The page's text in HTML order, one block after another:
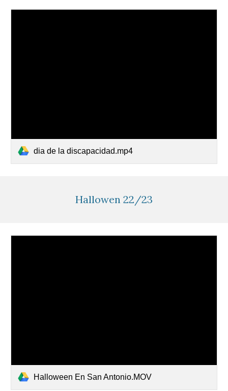
dia de la discapacidad.mp4
Hallowen 22/23
Halloween En San Antonio.MOV